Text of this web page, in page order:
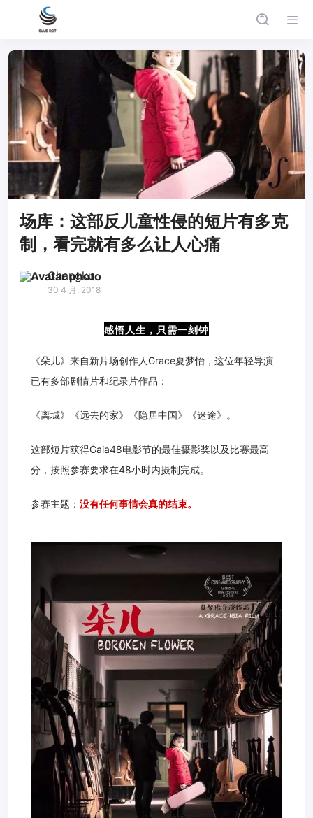
场库：这部反儿童性侵的短片有多克
制，看完就有多么让人心痛
Changku
30 4 月, 2018
感悟人生，只需一刻钟
《朵儿》来自新片场创作人Grace夏梦怡，这位年轻导演
已有多部剧情片和纪录片作品：
《离城》《远去的家》《隐居中国》《迷途》。
这部短片获得Gaia48电影节的最佳摄影奖以及比赛最高
分，按照参赛要求在48小时内摄制完成。
参赛主题： 没有任何事情会真的结束。